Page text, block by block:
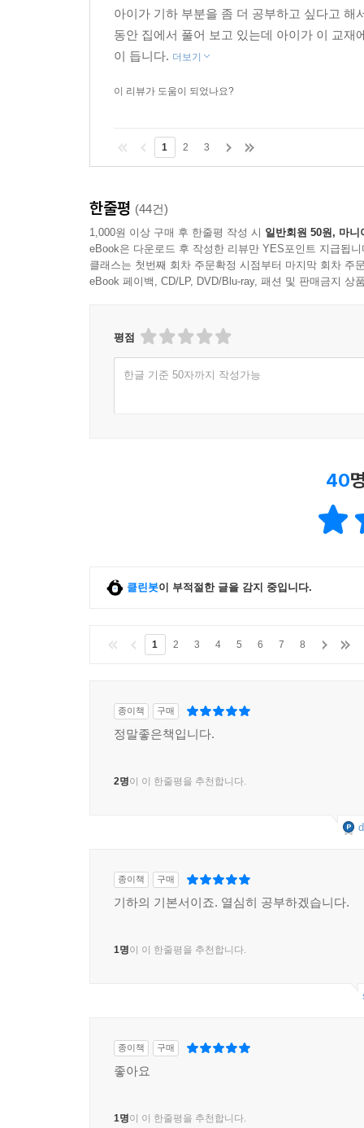
아이가 기하 부분을 좀 더 공부하고 싶다고
동안 집에서 풀어 보고 있는데 아이가 이 교
이 듭니다. 더보기
이 리뷰가 도움이 되었나요?
1 2 3
한줄평 (44건)
1,000원 이상 구매 후 한줄평 작성 시 일반회원 50원, 마니
eBook은 다운로드 후 작성한 리뷰만 YES포인트 지급됩니
클래스는 첫번째 회차 주문확정 시점부터 마지막 회차 주
eBook 페이백, CD/LP, DVD/Blu-ray, 패션 및 판매금지 상
평점
한글 기준 50자까지 작성가능
40
클린봇이 부적절한 글을 감지 중입니다.
1 2 3 4 5 6 7 8
종이책 구매
정말좋은책입니다.
2명이 이 한줄평을 추천합니다.
종이책 구매
기하의 기본서이죠. 열심히 공부하겠습니다.
1명이 이 한줄평을 추천합니다.
종이책 구매
좋아요
1명이 이 한줄평을 추천합니다.